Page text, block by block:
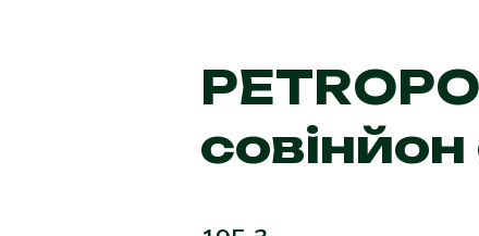
совінйон